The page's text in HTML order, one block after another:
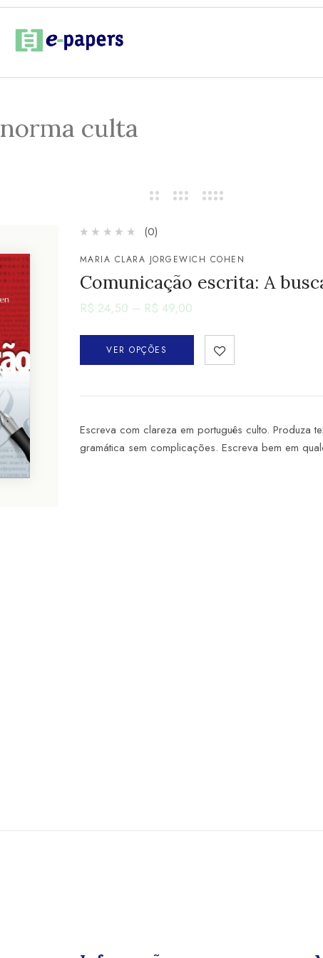
norma culta
(0)
MARIA CLARA JORGEWICH COHEN
Comunicação escrita: A
R$ 24,50 – R$ 49,00
VER OPÇÕES
Escreva com clareza em português culto. Produza
gramática sem complicações. Escreva bem em